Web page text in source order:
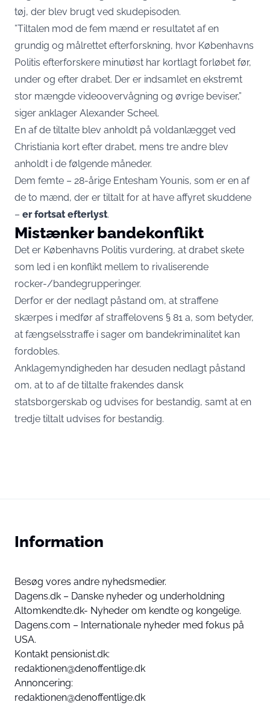
tøj, der blev brugt ved skudepisoden.
”Tiltalen mod de fem mænd er resultatet af en
grundig og målrettet efterforskning, hvor Københavns
Politis efterforskere minutiøst har kortlagt forløbet før,
under og efter drabet. Der er indsamlet en ekstremt
stor mængde videoovervågning og øvrige beviser,”
siger anklager Alexander Scheel.
En af de tiltalte blev anholdt på voldanlægget ved
Christiania kort efter drabet, mens tre andre blev
anholdt i de følgende måneder.
Dem femte – 28-årige Entesham Younis, som er en af
de to mænd, der er tiltalt for at have affyret skuddene
– er fortsat efterlyst.
Mistænker bandekonflikt
Det er Københavns Politis vurdering, at drabet skete
som led i en konflikt mellem to rivaliserende
rocker-/bandegrupperinger.
Derfor er der nedlagt påstand om, at straffene
skærpes i medfør af straffelovens § 81 a, som betyder,
at fængselsstraffe i sager om bandekriminalitet kan
fordobles.
Anklagemyndigheden har desuden nedlagt påstand
om, at to af de tiltalte frakendes dansk
statsborgerskab og udvises for bestandig, samt at en
tredje tiltalt udvises for bestandig.
Information
Besøg vores andre nyhedsmedier.
Dagens.dk – Danske nyheder og underholdning
Altomkendte.dk- Nyheder om kendte og kongelige.
Dagens.com – Internationale nyheder med fokus på
USA.
Kontakt pensionist.dk:
redaktionen@denoffentlige.dk
Annoncering:
redaktionen@denoffentlige.dk